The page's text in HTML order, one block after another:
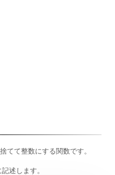
てて整数にする関数です。
述します。